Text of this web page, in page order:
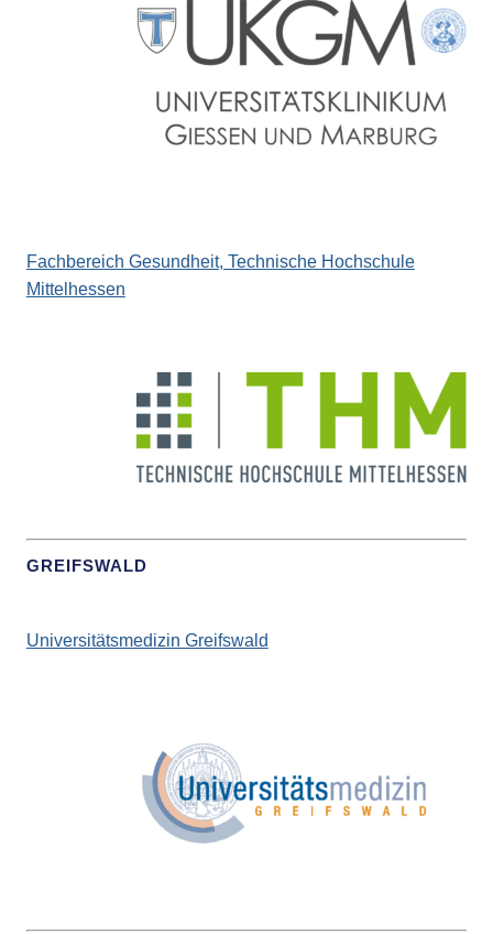
Fachbereich Gesundheit, Technische Hochschule
Mittelhessen
GREIFSWALD
Universitätsmedizin Greifswald